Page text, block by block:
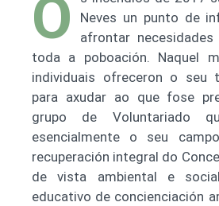
O
Neves un punto de
afrontar
toda a poboación. Naquel
individuais ofreceron o seu
para axudar ao que fose
grupo de Voluntariado
esencialmente o seu
recuperación integral do
de vista ambiental e
educativo de concienciación